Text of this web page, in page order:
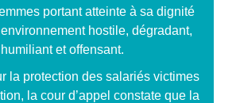
portant atteinte à sa dignité
hostile, dégradant,
humiliant et offensant.
la protection des salariés victimes
la cour d’appel constate que la